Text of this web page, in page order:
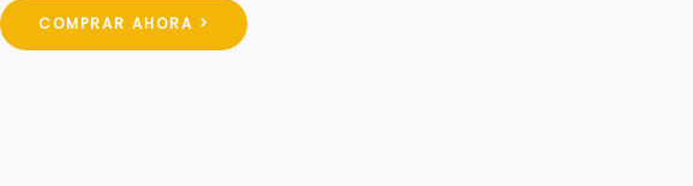
COMPRAR AHORA >